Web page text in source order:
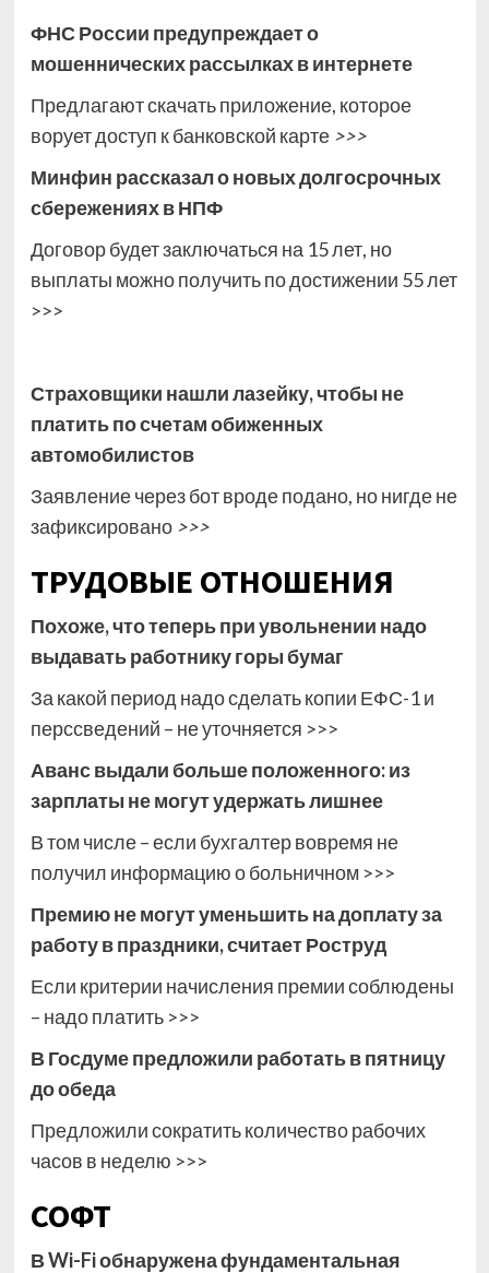
ФНС России предупреждает о
мошеннических рассылках в интернете
Предлагают скачать приложение, которое
ворует доступ к банковской карте >>>
Минфин рассказал о новых долгосрочных
сбережениях в НПФ
Договор будет заключаться на 15 лет, но
выплаты можно получить по достижении 55 лет
>>>
Страховщики нашли лазейку, чтобы не
платить по счетам обиженных
автомобилистов
Заявление через бот вроде подано, но нигде не
зафиксировано >>>
ТРУДОВЫЕ ОТНОШЕНИЯ
Похоже, что теперь при увольнении надо
выдавать работнику горы бумаг
За какой период надо сделать копии ЕФС-1 и
перссведений – не уточняется >>>
Аванс выдали больше положенного: из
зарплаты не могут удержать лишнее
В том числе – если бухгалтер вовремя не
получил информацию о больничном >>>
Премию не могут уменьшить на доплату за
работу в праздники, считает Роструд
Если критерии начисления премии соблюдены
– надо платить >>>
В Госдуме предложили работать в пятницу
до обеда
Предложили сократить количество рабочих
часов в неделю >>>
СОФТ
В Wi-Fi обнаружена фундаментальная